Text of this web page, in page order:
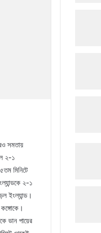
সমতায়
২-১
মিনিটে
২-১
ইংল্যান্ড।
ডান পায়ের